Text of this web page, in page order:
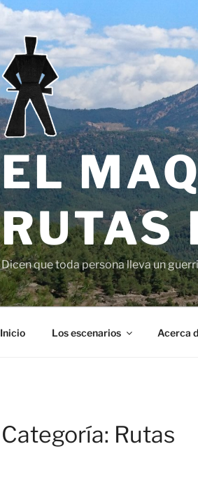
EL
RUTAS
Dicen que toda persona lleva un
Inicio Los escenarios Acerca
Categoría: Rutas